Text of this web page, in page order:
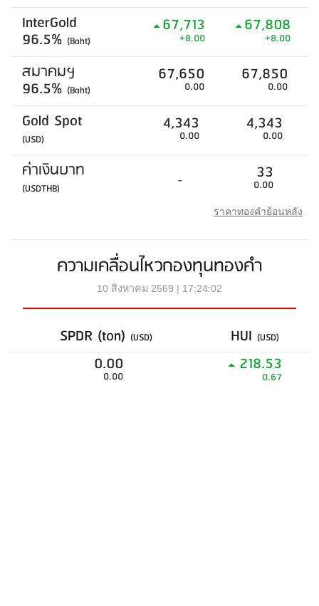
InterGold
96.5% (Baht)
67,713
+8.00
67,808
+8.00
สมาคมฯ
96.5% (Baht)
67,650
0.00
67,850
0.00
Gold Spot
(USD)
4,343
0.00
4,343
0.00
ค่าเงินบาท
(USDTHB) - 33
0.00
ราคาทองคำย้อนหลัง
ความเคลื่อนไหวกองทุนทองคำ
10 สิงหาคม 2569 | 17:24:02
SPDR (ton) (USD) HUI (USD)
0.00
0.00
218.53
0.67